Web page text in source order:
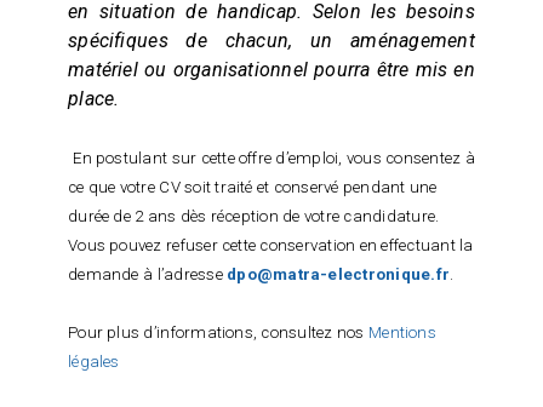
en situation de handicap. Selon les besoins
spécifiques de chacun, un aménagement
matériel ou organisationnel pourra être mis en
place.
En postulant sur cette offre d’emploi, vous consentez à
ce que votre CV soit traité et conservé pendant une
durée de 2 ans dès réception de votre candidature.
Vous pouvez refuser cette conservation en effectuant la
demande à l’adresse dpo@matra-electronique.fr
Pour plus d’informations, consultez nos Mentions
légales